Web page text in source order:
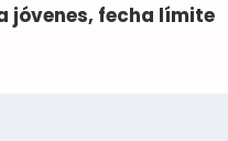
jóvenes, fecha límite